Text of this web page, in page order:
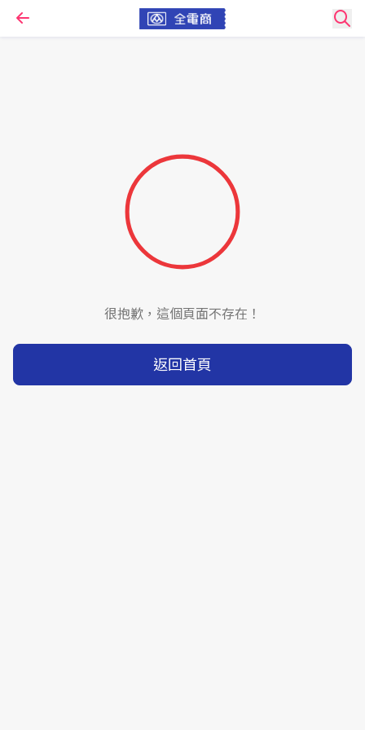
很抱歉，這個頁面不存在！
返回首頁